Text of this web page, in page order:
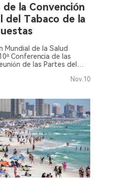
de la Convención
del Tabaco de la
Mundial de la Salud
Conferencia de las
de las Partes del
Nov.10